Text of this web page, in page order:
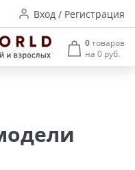
Вход / Регистрация
0товаров
на 0 руб.